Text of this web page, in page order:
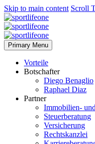
Skip to main content Scroll
Primary Menu
Vorteile
Botschafter
Diego Benaglio
Raphael Diaz
Partner
Immobilien-
Steuerberatung
Versicherung
Rechtskanzlei